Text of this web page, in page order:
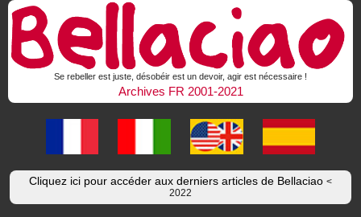
Se rebeller est juste, désobéir est un devoir, agir est nécessaire !
Archives FR 2001-2021
Cliquez ici pour accéder aux derniers articles de Bellaciao <
2022